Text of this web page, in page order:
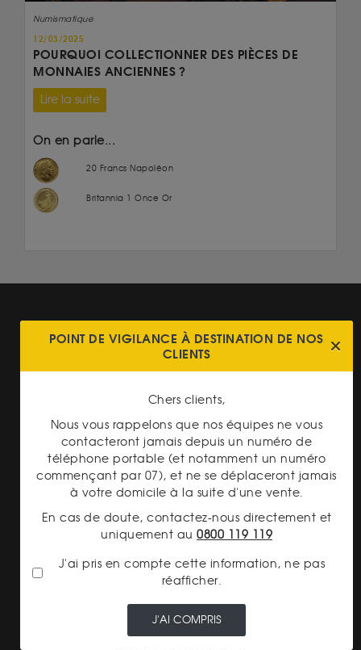
Numismatique
12/03/2025
POURQUOI COLLECTIONNER DES PIÈCES DE
MONNAIES ANCIENNES ?
Lire la suite
On en parle...
20 Francs Napoléon
Britannia 1 Once Or
PAIEMENT SECURISÉ
TRANSPARENCE DES
PRIX
POINT DE VIGILANCE À DESTINATION DE NOS
CLIENTS
Chers clients,
Nous vous rappelons que nos équipes ne vous
contacteront jamais depuis un numéro de
téléphone portable (et notamment un numéro
commençant par 07), et ne se déplaceront jamais
à votre domicile à la suite d'une vente.
En cas de doute, contactez-nous directement et
uniquement au 0800 119 119
J'ai pris en compte cette information, ne pas
réafficher.
J'AI COMPRIS